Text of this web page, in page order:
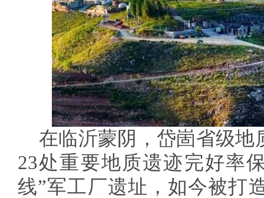
在临沂蒙阴，岱崮省级地
23处重要地质遗迹完好率
线”军工厂遗址，如今被打